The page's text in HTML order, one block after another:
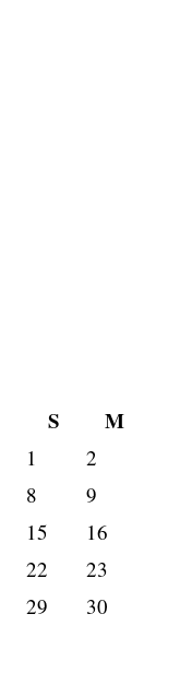
S M
1
2
8
9
15
16
22
23
29
30